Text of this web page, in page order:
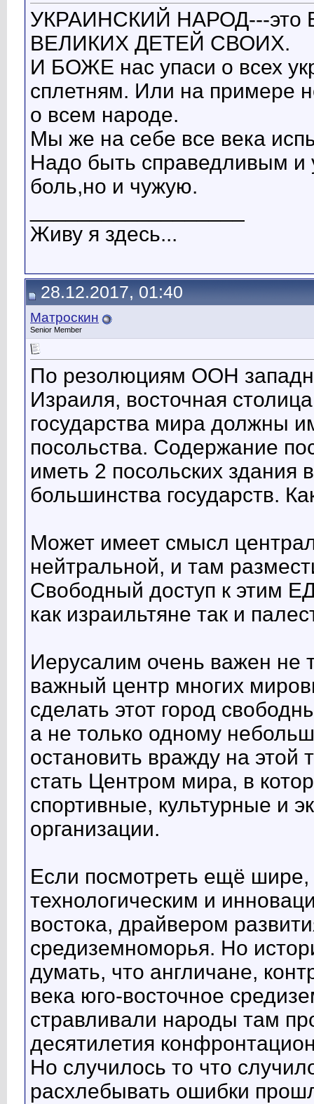
УКРАИНСКИЙ НАРОД---
ВЕЛИКИХ ДЕТЕЙ СВОИХ.
И БОЖЕ нас упаси о всех
сплетням. Или на примере
о всем народе.
Мы же на себе все века
Надо быть справедливым и
боль,но и чужую.
Живу я здесь...
28.12.2017, 01:40
Матроскин
Senior Member
По резолюциям ООН
Израиля, восточная
государства мира должны
посольства. Содержание
иметь 2 посольских здания
большинства государств.
Может имеет смысл
нейтральной, и там
Свободный доступ к этим
как израильтяне так и
Иерусалим очень важен не
важный центр многих
сделать этот город
а не только одному
остановить вражду на этой
стать Центром мира, в
спортивные, культурные и
организации.
Если посмотреть ещё
технологическим и
востока, драйвером
средиземноморья. Но
думать, что англичане,
века юго-восточное
стравливали народы там
десятилетия
Но случилось то что
расхлебывать ошибки